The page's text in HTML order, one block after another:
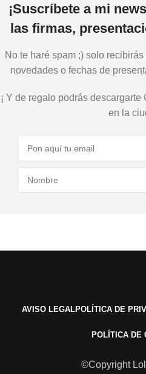
¡Suscríbete a mi
las firmas,
No te haré spam ;) solo
novedades o fechas de
¡ Y de regalo podrás
en la
AVISO LEGALPOLÍTICA DE
POLÍTICA DE
©Copyright